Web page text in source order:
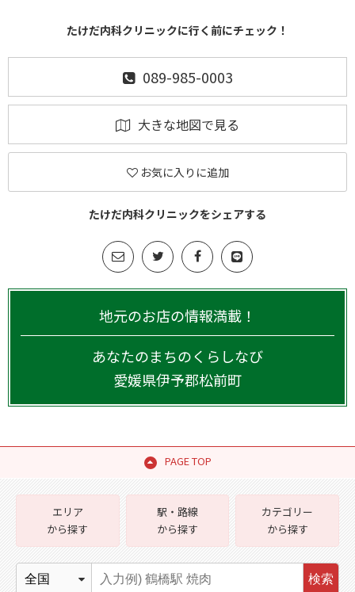
たけだ内科クリニックに行く前にチェック！
089-985-0003
大きな地図で見る
お気に入りに追加
たけだ内科クリニックをシェアする
地元のお店の情報満載！
あなたのまちのくらしなび
愛媛県伊予郡松前町
PAGE TOP
エリア
から探す
駅・路線
から探す
カテゴリー
から探す
検索